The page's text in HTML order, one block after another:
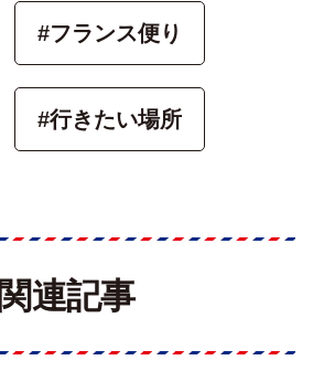
#フランス便り
#行きたい場所
関連記事